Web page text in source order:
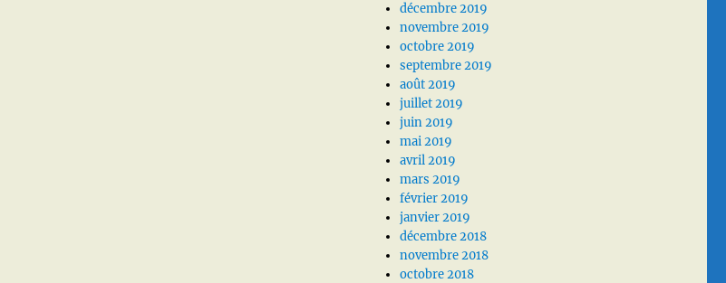
décembre 2019
novembre 2019
octobre 2019
septembre 2019
août 2019
juillet 2019
juin 2019
mai 2019
avril 2019
mars 2019
février 2019
janvier 2019
décembre 2018
novembre 2018
octobre 2018